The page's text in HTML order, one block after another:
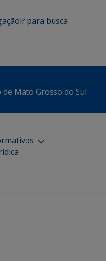
ir para busca
Mato Grosso do Sul